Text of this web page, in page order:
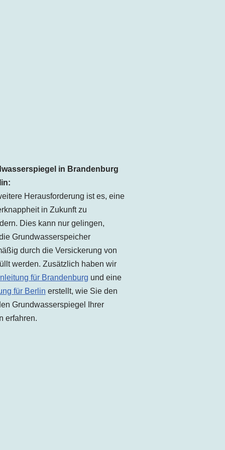
in Brandenburg
Herausforderung ist es, eine
in Zukunft zu
Dies kann nur gelingen,
Grundwasserspeicher
durch die Versickerung von
werden. Zusätzlich haben wir
für Brandenburg und eine
für Berlin erstellt, wie Sie den
Grundwasserspiegel Ihrer
erfahren.